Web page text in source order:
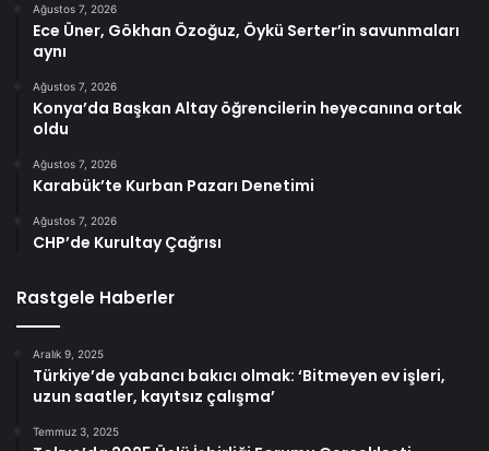
Ağustos 7, 2026
Ece Üner, Gökhan Özoğuz, Öykü Serter’in savunmaları
aynı
Ağustos 7, 2026
Konya’da Başkan Altay öğrencilerin heyecanına ortak
oldu
Ağustos 7, 2026
Karabük’te Kurban Pazarı Denetimi
Ağustos 7, 2026
CHP’de Kurultay Çağrısı
Rastgele Haberler
Aralık 9, 2025
Türkiye’de yabancı bakıcı olmak: ‘Bitmeyen ev işleri,
uzun saatler, kayıtsız çalışma’
Temmuz 3, 2025